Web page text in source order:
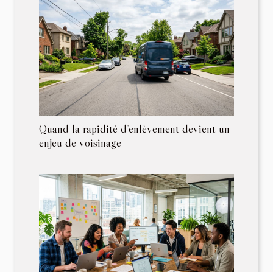
Quand la rapidité d’enlèvement devient un
enjeu de voisinage